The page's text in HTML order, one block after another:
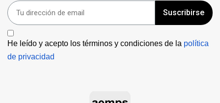
Suscribirse
He leído y acepto los términos y condiciones de la política
de privacidad